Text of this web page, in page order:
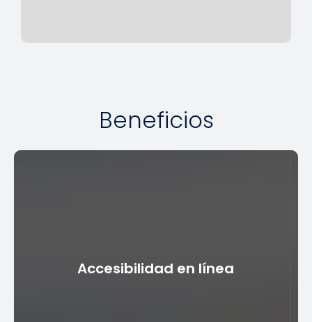
Beneficios
Accesibilidad en línea